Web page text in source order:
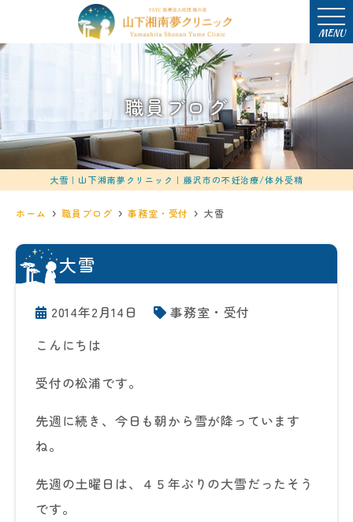
MENU
職員ブログ
大雪｜山下湘南夢クリニック｜藤沢市の不妊治療/体外受精
ホーム 職員ブログ 事務室・受付 大雪
大雪
2014年2月14日
事務室・受付
こんにちは
受付の松浦です。
先週に続き、今日も朝から雪が降っています
ね。
先週の土曜日は、４５年ぶりの大雪だったそう
です。